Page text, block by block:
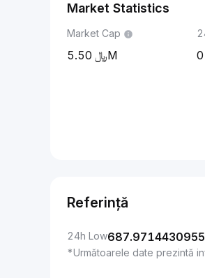
Market Statistics
Market Cap
5.50M 0
Referință
24h Low
*Următoarele date prezintă